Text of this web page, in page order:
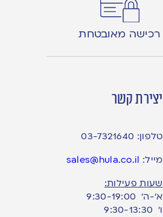
רכישה מאובטחת
יצירת קשר
טלפון: 03-7321640
מייל: sales@hula.co.il
שעות פעילות:
א’-ה’ 9:30-19:00
ו׳ 9:30-13:30